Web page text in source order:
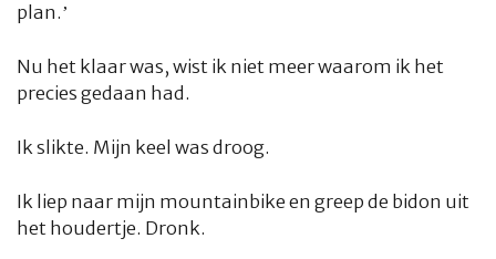
plan.’
Nu het klaar was, wist ik niet meer waarom ik het
precies gedaan had.
Ik slikte. Mijn keel was droog.
Ik liep naar mijn mountainbike en greep de bidon uit
het houdertje. Dronk.